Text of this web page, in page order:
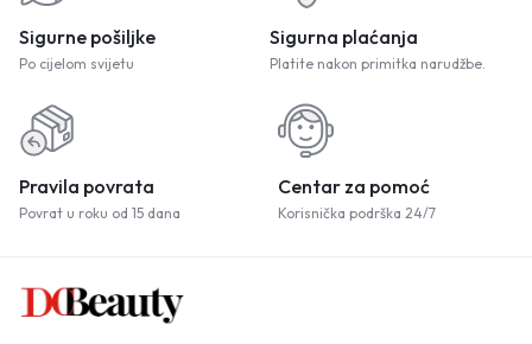
Sigurne pošiljke
Po cijelom svijetu
Sigurna plaćanja
Platite nakon primitka narudžbe.
Pravila povrata
Povrat u roku od 15 dana
Centar za pomoć
Korisnička podrška 24/7